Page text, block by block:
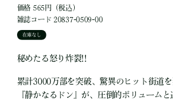
価格 565円（税込）
雑誌コード 20837-0509-00
在庫なし
秘めたる怒り炸裂!!
累計3000万部を突破、驚異のヒット街道
『静かなるドン』が、圧倒的ボリューム